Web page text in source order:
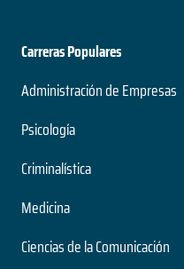
Carreras Populares
Administración de Empresas
Psicología
Criminalística
Medicina
Ciencias de la Comunicación